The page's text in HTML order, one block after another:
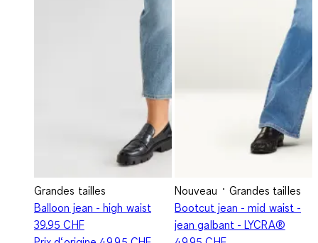
Grandes tailles
Balloon jean - high waist
39.95 CHF
Nouveau
Grandes tailles
Bootcut jean - mid waist -
jean galbant - LYCRA®